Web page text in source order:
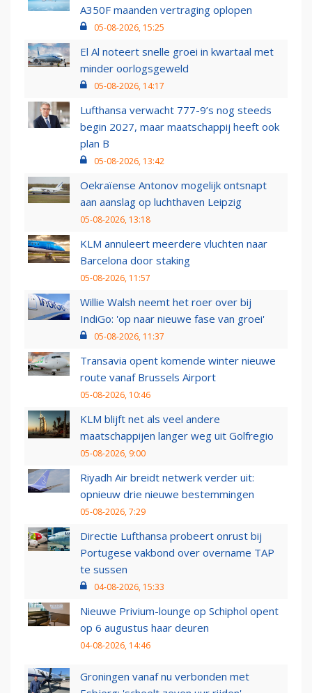
A350F maanden vertraging oplopen
05-08-2026, 15:25
El Al noteert snelle groei in kwartaal met
minder oorlogsgeweld
05-08-2026, 14:17
Lufthansa verwacht 777-9’s nog steeds
begin 2027, maar maatschappij heeft ook
plan B
05-08-2026, 13:42
Oekraïense Antonov mogelijk ontsnapt
aan aanslag op luchthaven Leipzig
05-08-2026, 13:18
KLM annuleert meerdere vluchten naar
Barcelona door staking
05-08-2026, 11:57
Willie Walsh neemt het roer over bij
IndiGo: 'op naar nieuwe fase van groei'
05-08-2026, 11:37
Transavia opent komende winter nieuwe
route vanaf Brussels Airport
05-08-2026, 10:46
KLM blijft net als veel andere
maatschappijen langer weg uit Golfregio
05-08-2026, 9:00
Riyadh Air breidt netwerk verder uit:
opnieuw drie nieuwe bestemmingen
05-08-2026, 7:29
Directie Lufthansa probeert onrust bij
Portugese vakbond over overname TAP
te sussen
04-08-2026, 15:33
Nieuwe Privium-lounge op Schiphol opent
op 6 augustus haar deuren
04-08-2026, 14:46
Groningen vanaf nu verbonden met